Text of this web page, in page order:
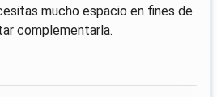
mucho espacio en fines de
complementarla.